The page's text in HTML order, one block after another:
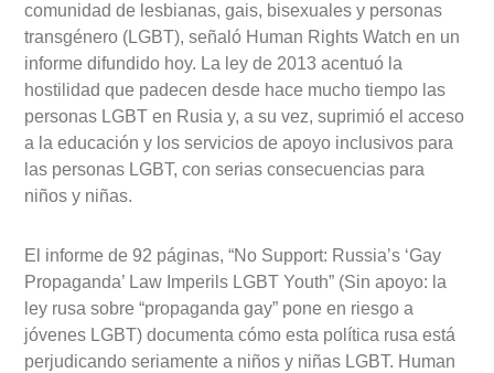
comunidad de lesbianas, gais, bisexuales y personas
transgénero (LGBT), señaló Human Rights Watch en un
informe difundido hoy. La ley de 2013 acentuó la
hostilidad que padecen desde hace mucho tiempo las
personas LGBT en Rusia y, a su vez, suprimió el acceso
a la educación y los servicios de apoyo inclusivos para
las personas LGBT, con serias consecuencias para
niños y niñas.
El informe de 92 páginas, “No Support: Russia’s ‘Gay
Propaganda’ Law Imperils LGBT Youth” (Sin apoyo: la
ley rusa sobre “propaganda gay” pone en riesgo a
jóvenes LGBT) documenta cómo esta política rusa está
perjudicando seriamente a niños y niñas LGBT. Human